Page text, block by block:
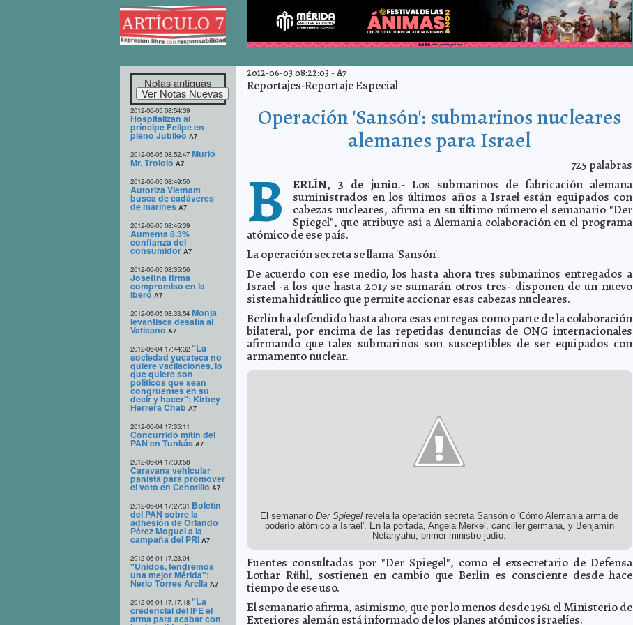
Notas antiguas
2012-06-05 08:54:39
Hospitalizan al
príncipe Felipe en
pleno Jubileo A7
2012-06-05 08:52:47 Murió
Mr. Trololó A7
2012-06-05 08:49:50
Autoriza Vietnam
busca de cadáveres
de marines A7
2012-06-05 08:45:39
Aumenta 8.3%
confianza del
consumidor A7
2012-06-05 08:35:56
Josefina firma
compromiso en la
Ibero A7
2012-06-05 08:33:54 Monja
levantisca desafía al
Vaticano A7
2012-06-04 17:44:32 "La
sociedad yucateca no
quiere vacilaciones, lo
que quiere son
políticos que sean
congruentes en su
decir y hacer": Kirbey
Herrera Chab A7
2012-06-04 17:35:11
Concurrido mitin del
PAN en Tunkás A7
2012-06-04 17:30:58
Caravana vehicular
panista para promover
el voto en Cenotillo A7
2012-06-04 17:27:31 Boletín
del PAN sobre la
adhesión de Orlando
Pérez Moguel a la
campaña del PRI A7
2012-06-04 17:23:04
"Unidos, tendremos
una mejor Mérida":
Nerio Torres Arcila A7
2012-06-04 17:17:18 "La
credencial del IFE el
arma para acabar con
2012-06-03 08:22:03 -A7
Reportajes-Reportaje Especial
Operación 'Sansón': submarinos nucleares
alemanes para Israel
725 palabras
B ERLÍN, 3 de junio.- Los submarinos de fabricación alemana
suministrados en los últimos años a Israel están equipados con
cabezas nucleares, afirma en su último número el semanario "Der
Spiegel", que atribuye así a Alemania colaboración en el programa
atómico de ese país.
La operación secreta se llama 'Sansón'.
De acuerdo con ese medio, los hasta ahora tres submarinos entregados a
Israel -a los que hasta 2017 se sumarán otros tres- disponen de un nuevo
sistema hidráulico que permite accionar esas cabezas nucleares.
Berlín ha defendido hasta ahora esas entregas como parte de la colaboración
bilateral, por encima de las repetidas denuncias de ONG internacionales
afirmando que tales submarinos son susceptibles de ser equipados con
armamento nuclear.
El semanarioDer Spiegel revela la operación secreta Sansón o 'Cómo Alemania arma de
poderío atómico a Israel'. En la portada, Angela Merkel, canciller germana, y Benjamín
Netanyahu, primer ministro judío.
Fuentes consultadas por "Der Spiegel", como el exsecretario de Defensa
Lothar Rühl, sostienen en cambio que Berlín es consciente desde hace
tiempo de ese uso.
El semanario afirma, asimismo, que por lo menos desde 1961 el Ministerio de
Exteriores alemán está informado de los planes atómicos israelíes.